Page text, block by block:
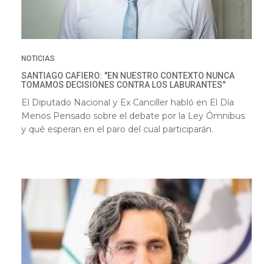
NOTICIAS
SANTIAGO CAFIERO: "EN NUESTRO CONTEXTO NUNCA
TOMAMOS DECISIONES CONTRA LOS LABURANTES"
El Diputado Nacional y Ex Canciller habló en El Día
Menos Pensado sobre el debate por la Ley Ómnibus
y qué esperan en el paro del cual participarán.